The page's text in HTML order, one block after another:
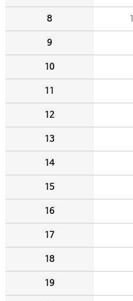
8
9
10
11
12
13
14
15
16
17
18
19